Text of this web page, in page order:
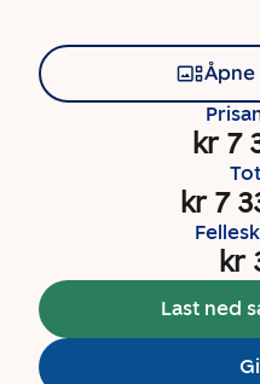
kr 7
kr 7
kr
Last ned